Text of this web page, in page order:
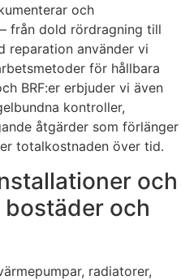
och
från dold rördragning till
reparation använder vi
för hållbara
BRF:er erbjuder vi även
kontroller,
åtgärder som förlänger
totalkostnaden över tid.
och
och
radiatorer,